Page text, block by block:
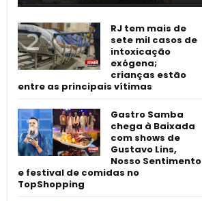
RJ tem mais de
sete mil casos de
intoxicação
exógena;
crianças estão
entre as principais vítimas
Gastro Samba
chega à Baixada
com shows de
Gustavo Lins,
Nosso Sentimento
e festival de comidas no
TopShopping